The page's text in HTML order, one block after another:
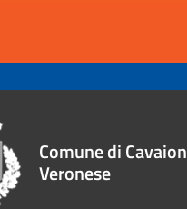
Comune di Cavaion
Veronese